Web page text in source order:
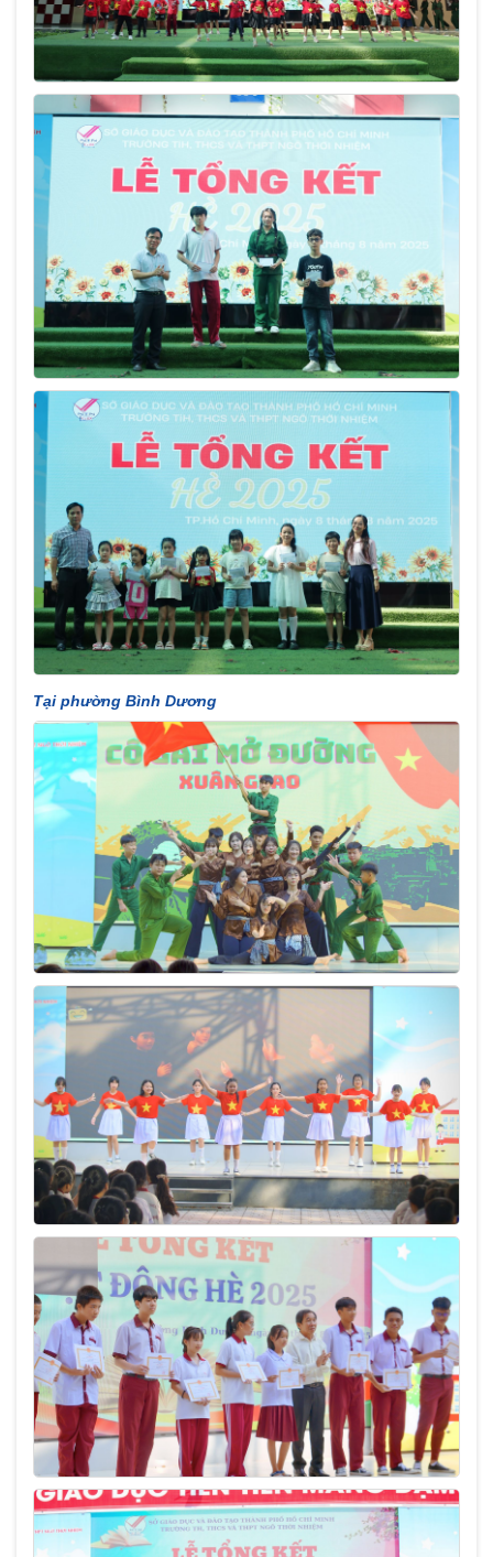
Tại phường Bình Dương